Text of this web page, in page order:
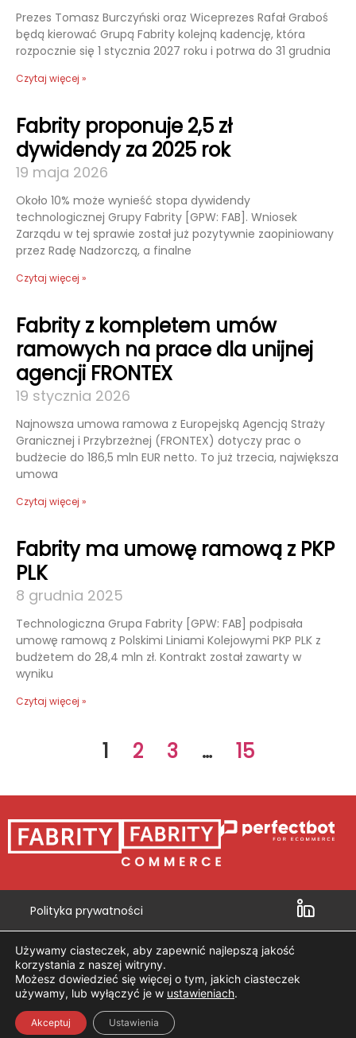
Prezes Tomasz Burczyński oraz Wiceprezes Rafał Graboś
będą kierować Grupą Fabrity kolejną kadencję, która
rozpocznie się 1 stycznia 2027 roku i potrwa do 31 grudnia
Czytaj więcej »
Fabrity proponuje 2,5 zł
dywidendy za 2025 rok
19 maja 2026
Około 10% może wynieść stopa dywidendy
technologicznej Grupy Fabrity [GPW: FAB]. Wniosek
Zarządu w tej sprawie został już pozytywnie zaopiniowany
przez Radę Nadzorczą, a finalne
Czytaj więcej »
Fabrity z kompletem umów
ramowych na prace dla unijnej
agencji FRONTEX
19 stycznia 2026
Najnowsza umowa ramowa z Europejską Agencją Straży
Granicznej i Przybrzeżnej (FRONTEX) dotyczy prac o
budżecie do 186,5 mln EUR netto. To już trzecia, największa
umowa
Czytaj więcej »
Fabrity ma umowę ramową z PKP
PLK
8 grudnia 2025
Technologiczna Grupa Fabrity [GPW: FAB] podpisała
umowę ramową z Polskimi Liniami Kolejowymi PKP PLK z
budżetem do 28,4 mln zł. Kontrakt został zawarty w
wyniku
Czytaj więcej »
1 2 3 … 15
Polityka prywatności
Działanie 6.1 POIG
Działanie 8.2 POIG
Działanie 1.4-4.1 POIG
ISO 27001PL
EN
ISO 9001PL |EN
Używamy ciasteczek, aby zapewnić najlepszą jakość
korzystania z naszej witryny.
Możesz dowiedzieć się więcej o tym, jakich ciasteczek
używamy, lub wyłączyć je w ustawieniach.
Akceptuj Ustawienia